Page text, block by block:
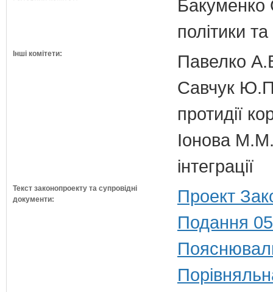
Бакуменко
політики
Інші комітети:
Павелко
Савчук Ю.П.
протидії
Іонова М.М.
інтеграції
Текст законопроекту та супровідні
документи:
Проект
Подання